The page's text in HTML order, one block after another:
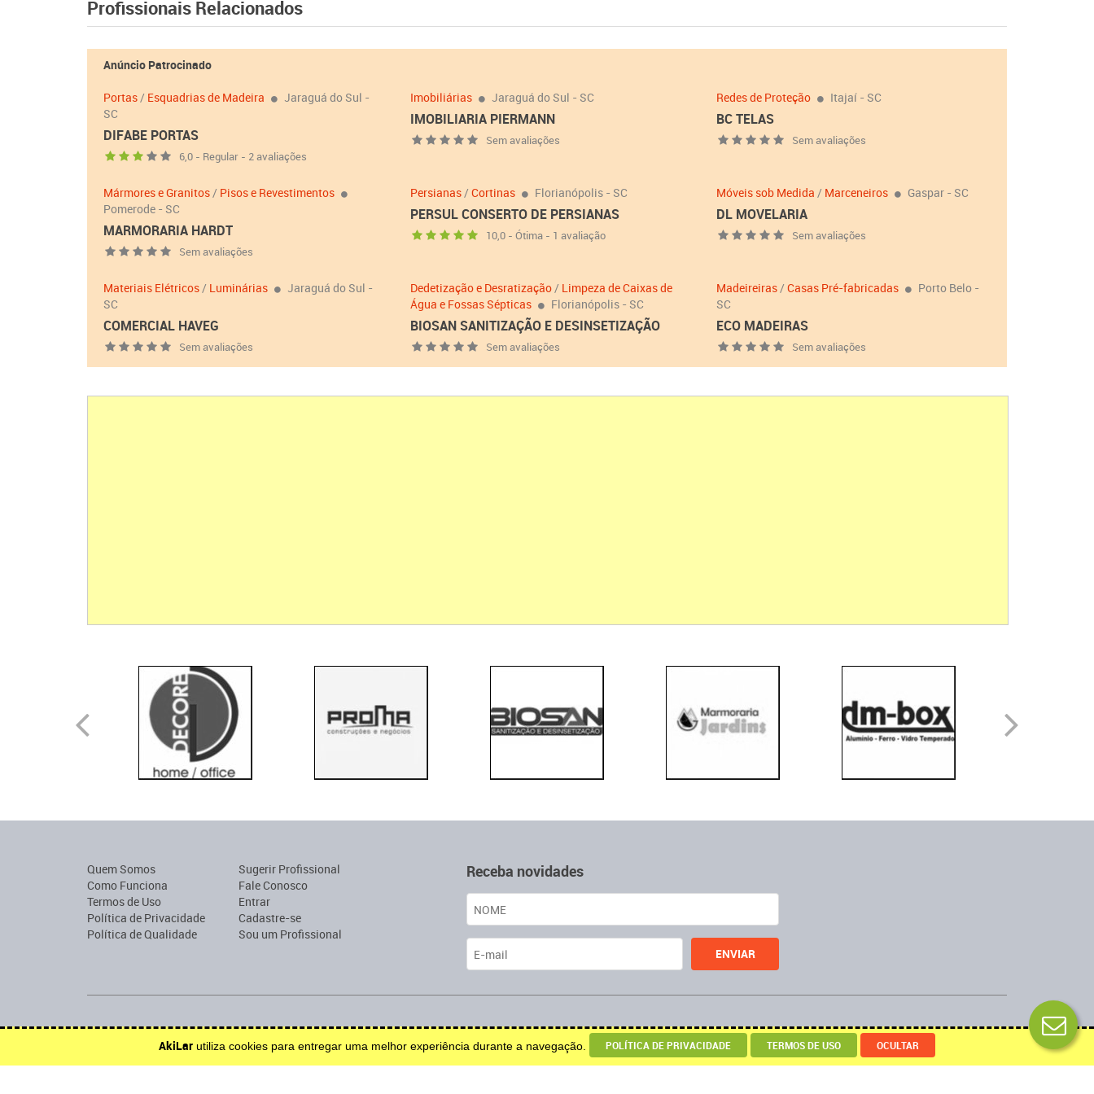
Profissionais Relacionados
Anúncio Patrocinado
Portas/ Esquadrias de Madeira
Jaraguá do Sul -
SC
DIFABE PORTAS
6,0 - Regular - 2 avaliações
Imobiliárias Jaraguá do Sul - SC
IMOBILIARIA PIERMANN
Sem avaliações
Redes de Proteção Itajaí - SC
BC TELAS
Sem avaliações
Mármores e Granitos/ Pisos e Revestimentos
Pomerode - SC
MARMORARIA HARDT
Sem avaliações
Persianas/Cortinas Florianópolis - SC
PERSUL CONSERTO DE PERSIANAS
10,0 - Ótima - 1 avaliação
Móveis sob Medida / Marceneiros Gaspar - SC
DL MOVELARIA
Sem avaliações
Materiais Elétricos/ Luminárias
Jaraguá do Sul -
SC
COMERCIAL HAVEG
Sem avaliações
Dedetização e Desratização/ Limpeza de Caixas de
Água e Fossas Sépticas
Florianópolis - SC
BIOSAN SANITIZAÇÃO E DESINSETIZAÇÃO
Sem avaliações
Madeireiras/Casas Pré-fabricadas
Porto Belo -
SC
ECO MADEIRAS
Sem avaliações
Quem Somos
Como Funciona
Termos de Uso
Política de Privacidade
Política de Qualidade
Sugerir Profissional
Fale Conosco
Entrar
Cadastre-se
Sou um Profissional
Receba novidades
Encontre profissionais para construção, reforma, mobília ou decoração.
Efetue solicitações de orçamento e serviço.
Desenvolvido por
AkiLar utiliza cookies para entregar uma melhor experiência durante a navegação. POLÍTICA DE PRIVACIDADE TERMOS DE USO OCULTAR